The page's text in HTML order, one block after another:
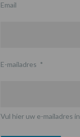
Email
E-mailadres *
Vul hier uw e-mailadres in